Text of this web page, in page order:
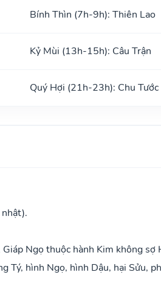
Bính Thìn (7h-9h): Thiên Lao
Kỷ Mùi (13h-15h): Câu Trận
Quý Hợi (21h-23h): Chu Tước
Ngọ thuộc hành Kim không sợ
Tý, hình Ngọ, hình Dậu, hại Sửu,